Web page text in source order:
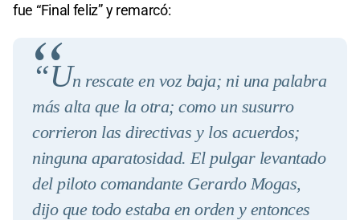
fue “Final feliz” y remarcó:
“Un rescate en voz baja; ni una palabra
más alta que la otra; como un susurro
corrieron las directivas y los acuerdos;
ninguna aparatosidad. El pulgar levantado
del piloto comandante Gerardo Mogas,
dijo que todo estaba en orden y entonces